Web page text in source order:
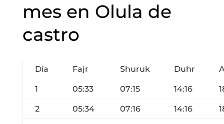
mes en Olula de
castro
Día Fajr Shuruk Duhr
1 05:33 07:15 14:16
2 05:34 07:16 14:16